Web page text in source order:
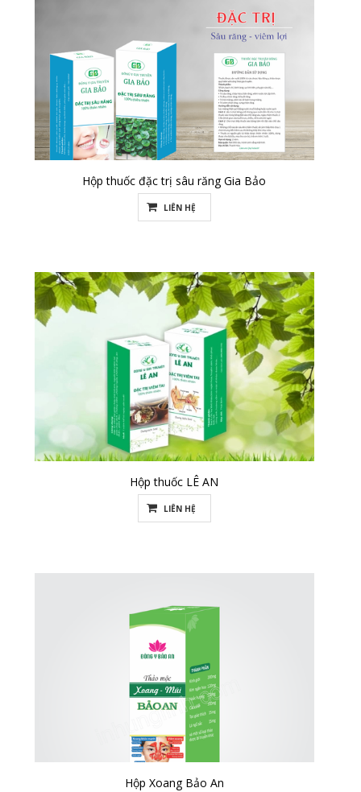
Hộp thuốc đặc trị sâu răng Gia Bảo
LIÊN HỆ
Hộp thuốc LÊ AN
LIÊN HỆ
Hộp Xoang Bảo An